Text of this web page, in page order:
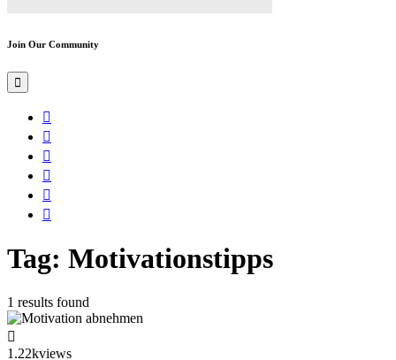
Join Our Community
Tag: Motivationstipps
1 results found
1.22kviews